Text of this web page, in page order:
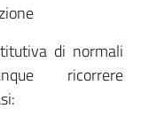
di normali
ricorrere